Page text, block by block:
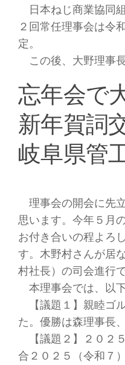
日本ねじ商業協同
２回常任理事会は令
定。
この後、大野理事
忘年会で
新年賀詞
岐阜県管
理事会の開会に先
思います。今年５月
お付き合いの程よろ
す。木野村さんが居
村社長）の司会進行
本理事会では、以
【議題１】親睦ゴ
た。優勝は森理事長
【議題２】２０２
合２０２５（令和７